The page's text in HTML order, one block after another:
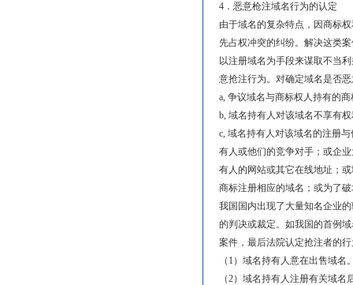
4．恶意枪注域名行为的认定
由于域名的复杂特点，因商标
先占权冲突的纠纷。解决这类
以注册域名为手段来谋取不当
意抢注行为。对确定域名是否
a, 争议域名与商标权人持有的
b, 域名持有人对该域名不享有
c, 域名持有人对该域名的注册
有人或他们的竞争对手；或企
有人的网站或其它在线地址；
商标注册相应的域名；或为了
我国国内出现了大量知名企业
的判决或裁定。如我国的首例
案件，最后法院认定抢注者的
（1）域名持有人意在出售域
（2）域名持有人注册有关域